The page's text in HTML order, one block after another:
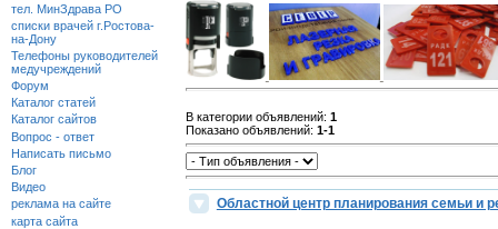
тел. МинЗдрава РО
списки врачей г.Ростова-
на-Дону
Телефоны руководителей
медучреждений
Форум
Каталог статей
Каталог сайтов
Вопрос - ответ
Написать письмо
Блог
Видео
реклама на сайте
карта сайта
В категории объявлений: 1
Показано объявлений: 1-1
Областной центр планирования семьи и